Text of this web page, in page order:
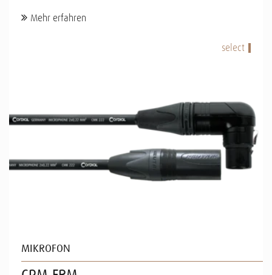
Mehr erfahren
select
MIKROFON